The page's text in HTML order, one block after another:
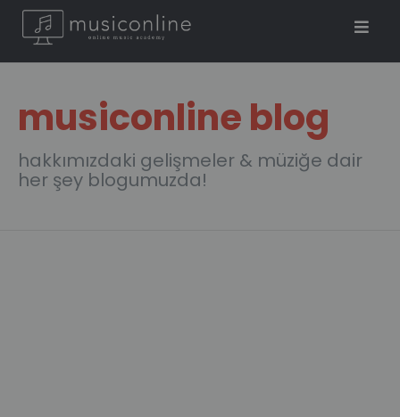
musiconline blog
hakkımızdaki gelişmeler & müziğe dair
her şey blogumuzda!